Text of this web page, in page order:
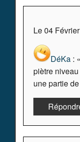
Le 04
DéKa :
piètre
une partie